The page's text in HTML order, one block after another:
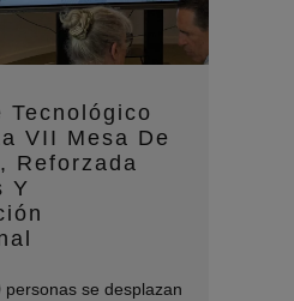
Tecnológico
VII Mesa De
Reforzada
Y
personas se desplazan